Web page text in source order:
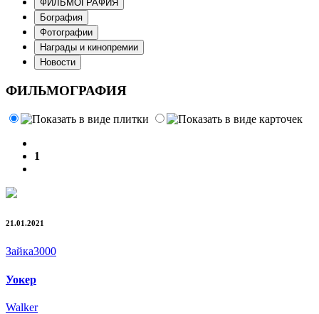
ФИЛЬМОГРАФИЯ
Бография
Фотографии
Награды и кинопремии
Новости
ФИЛЬМОГРАФИЯ
1
21.01.2021
Зайка3000
Уокер
Walker